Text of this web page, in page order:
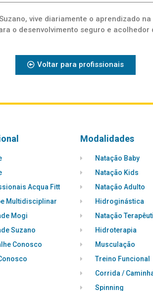
vive diariamente o aprendizado
o desenvolvimento seguro e acolhedor
Voltar para profissionais
Acqua Fitt
Multidisciplinar
Mogi
Suzano
Conosco
Modalidades
Natação Baby
Natação Kids
Natação Adulto
Hidroginástica
Natação
Hidroterapia
Musculação
Treino Funcional
Corrida /
Spinning